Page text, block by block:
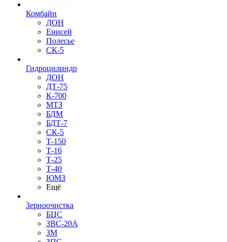
Комбайн
ДОН
Енисей
Полесье
СК-5
Гидроцилиндр
ДОН
ДТ-75
К-700
МТЗ
БДМ
БДТ-7
СК-5
Т-150
Т-16
Т-25
Т-40
ЮМЗ
Ещё
Зерноочистка
БЦС
ЗВС-20А
ЗМ